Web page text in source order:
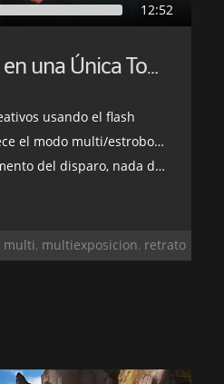
12:52
Logra Múltiples Exposiciones en una Única Toma con un Flash
usando el flash
multi/estroboscópico del flash
nada de fotomontajes
multi, multiexposicion, retrato